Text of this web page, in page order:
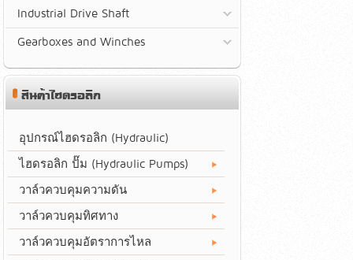
Industrial Drive Shaft
Gearboxes and Winches
สินค้าไฮดรอลิก
อุปกรณ์ไฮดรอลิก (Hydraulic)
ไฮดรอลิก ปั๊ม (Hydraulic Pumps)
วาล์วควบคุมความดัน
วาล์วควบคุมทิศทาง
วาล์วควบคุมอัตราการไหล